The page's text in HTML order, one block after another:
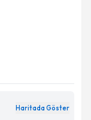
belirtilen
Haritada Göster